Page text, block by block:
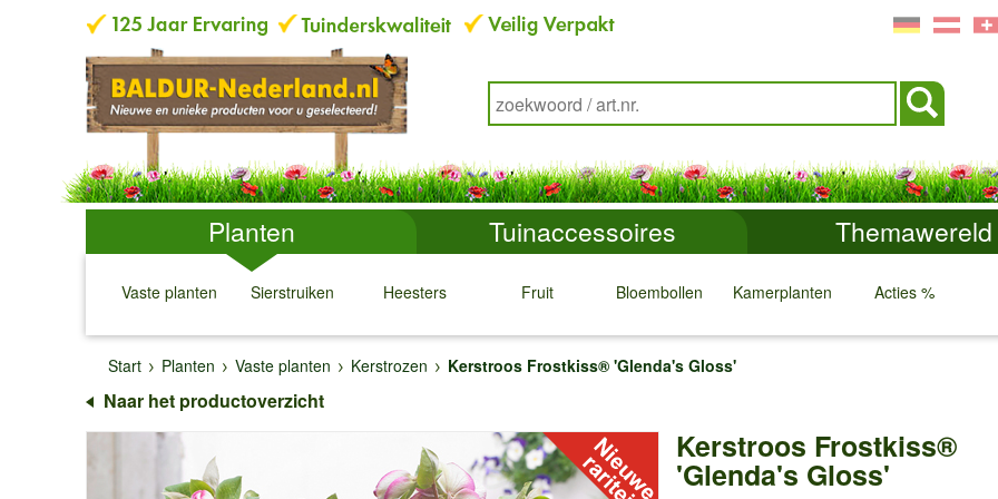
Planten Tuinaccessoires Themawereld
Vaste planten
↓
Sierstruiken
↓
Heesters
↓
Fruit
↓
Bloembollen
↓
Kamerplanten
↓
Acties %
↓ ↓
Start
Planten Vaste planten Kerstrozen Kerstroos Frostkiss® 'Glenda's Gloss'
Naar het productoverzicht
Kerstroos Frostkiss®
'Glenda's Gloss'